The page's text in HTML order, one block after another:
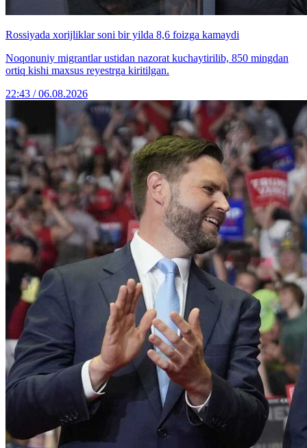
Rossiyada xorijliklar soni bir yilda 8,6 foizga kamaydi
Noqonuniy migrantlar ustidan nazorat kuchaytirilib, 850 mingdan
ortiq kishi maxsus reyestrga kiritilgan.
22:43 / 06.08.2026